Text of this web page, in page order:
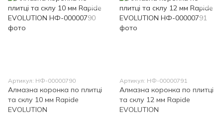
Артикул: НФ-00000790
Алмазна коронка по плитці
та склу 10 мм Rapide
EVOLUTION
Артикул: НФ-00000791
Алмазна коронка по плитці
та склу 12 мм Rapide
EVOLUTION